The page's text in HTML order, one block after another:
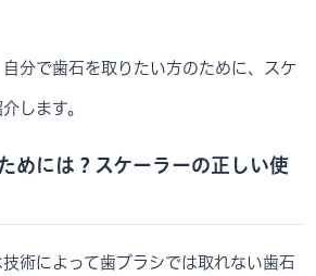
分で歯石を取りたい方のために、スケ
します。
めには？スケーラーの正しい使
術によって歯ブラシでは取れない歯石